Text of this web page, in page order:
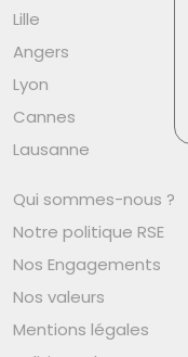
Lille
Angers
Lyon
Cannes
Lausanne
Qui sommes-nous ?
Notre politique RSE
Nos Engagements
Nos valeurs
Mentions légales